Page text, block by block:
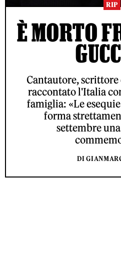
RIP
È MORTO
Cantautore,
raccontato l'Italia
famiglia: «Le
forma
settembre
DI